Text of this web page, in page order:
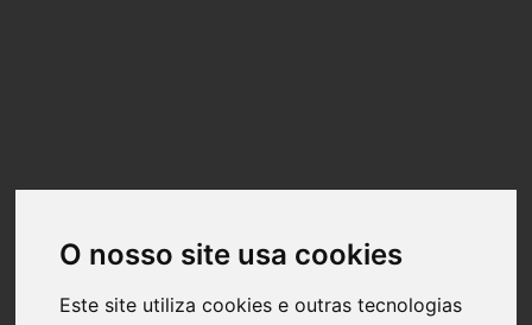
O nosso site usa cookies
Este site utiliza cookies e outras tecnologias